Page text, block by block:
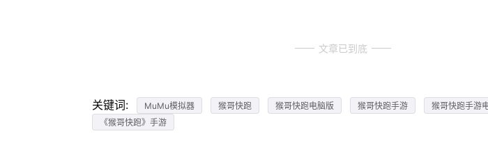
文章已到底
关键词: MuMu模拟器 猴哥快跑 猴哥快跑电脑版 猴哥快跑手游
猴哥快跑手游
《猴哥快跑》手游